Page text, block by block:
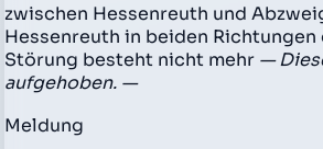
zwischen Hessenreuth und
Hessenreuth in beiden
Störung besteht nicht mehr —
aufgehoben. —
Meldung